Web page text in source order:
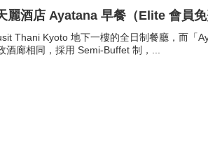
酒店 Ayatana 早餐（Elite 會員免
Thani Kyoto 地下一樓的全日制餐廳，而「
廊相同，採用 Semi-Buffet 制，...